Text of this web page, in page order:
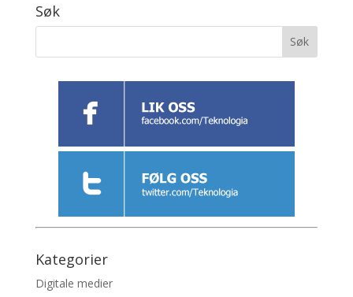
Søk
Kategorier
Digitale medier